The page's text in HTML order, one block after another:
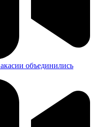
объединились